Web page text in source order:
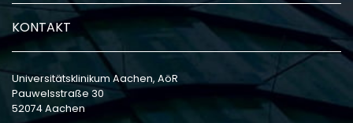
KONTAKT
Universitätsklinikum Aachen, AöR
Pauwelsstraße 30
52074 Aachen